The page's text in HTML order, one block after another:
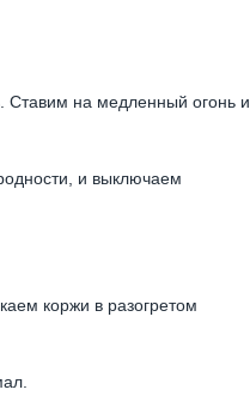
Ставим на медленный огонь и
и выключаем
коржи в разогретом